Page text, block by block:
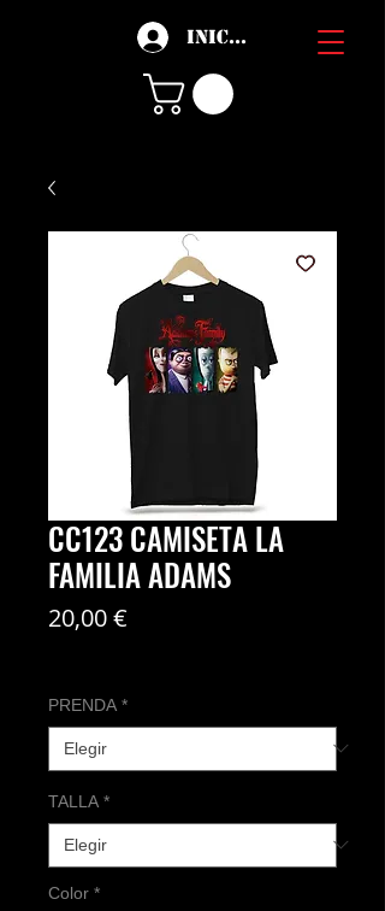
Iniciar sesión
CC123 CAMISETA LA
FAMILIA ADAMS
20,00 €
PRENDA *
TALLA *
Color *